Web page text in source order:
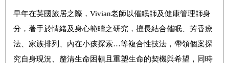
早年在英國旅居之際，Vivian老師以催眠師及健康管理師身
分，著手於情緒及身心範疇之研究，擅長結合催眠、芳香療
法、家族排列、內在小孩探索…等複合性技法，帶領個案探
究自身現況、釐清生命困頓且重塑生命的契機與希望，同時